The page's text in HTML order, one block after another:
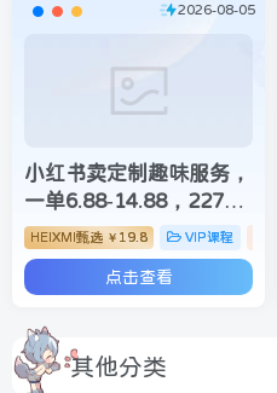
2026-08-05
小红书卖定制趣味服务，
一单6.88-14.88，227天
卖了2w+份，到手13w+
HEIXMI甄选 ￥ 19.8 VIP课程
点击查看
其他分类